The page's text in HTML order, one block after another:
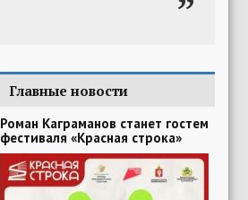
Главные новости
Роман Каграманов станет гостем
фестиваля «Красная строка»